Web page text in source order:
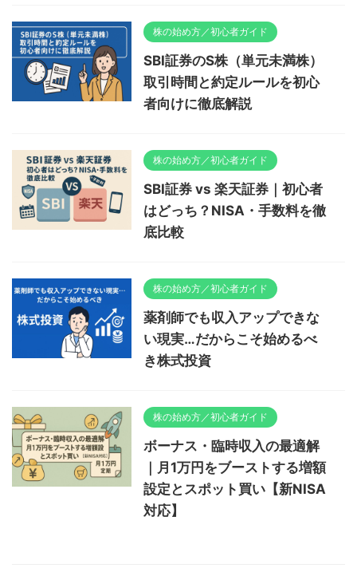
株の始め方／初心者ガイド
SBI証券のS株（単元未満株）
取引時間と約定ルールを初心
者向けに徹底解説
株の始め方／初心者ガイド
SBI証券 vs 楽天証券｜初心者
はどっち？NISA・手数料を徹
底比較
株の始め方／初心者ガイド
薬剤師でも収入アップできな
い現実…だからこそ始めるべ
き株式投資
株の始め方／初心者ガイド
ボーナス・臨時収入の最適解
｜月1万円をブーストする増額
設定とスポット買い【新NISA
対応】